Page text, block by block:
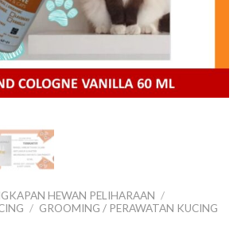
HEWAN PELIHARAAN /
/ GROOMING / PERAWATAN KUCING